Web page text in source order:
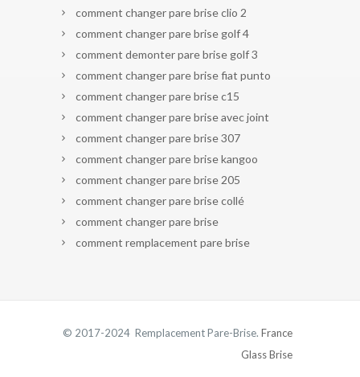
comment changer pare brise clio 2
comment changer pare brise golf 4
comment demonter pare brise golf 3
comment changer pare brise fiat punto
comment changer pare brise c15
comment changer pare brise avec joint
comment changer pare brise 307
comment changer pare brise kangoo
comment changer pare brise 205
comment changer pare brise collé
comment changer pare brise
comment remplacement pare brise
© 2017-2024 Remplacement Pare-Brise. France
Glass Brise